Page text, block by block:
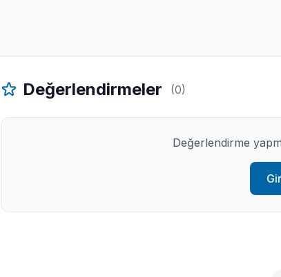
Değerlendirmeler (0)
Değerlendirme